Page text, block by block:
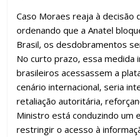
Caso Moraes reaja à decisão
ordenando que a Anatel
Brasil, os desdobramentos
No curto prazo, essa medida
brasileiros acessassem a
cenário internacional, seria
retaliação autoritária,
Ministro está conduzindo um
restringir o acesso à